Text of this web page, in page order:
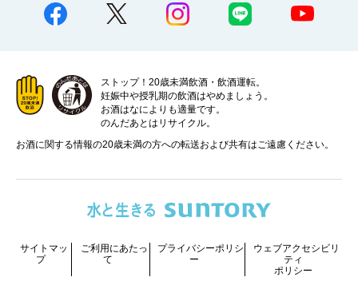
ストップ！20歳未満飲酒・飲酒運転。
妊娠中や授乳期の飲酒はやめましょう。
お酒はなによりも適量です。
のんだあとはリサイクル。
お酒に関する情報の20歳未満の方への転送および共有はご遠慮ください。
サイトマッ
プ
ご利用にあたっ
て
プライバシーポリシ
ー
ウェブアクセシビリ
ティ
ポリシー